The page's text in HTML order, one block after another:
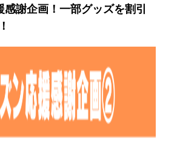
謝企画！一部グッズを割引